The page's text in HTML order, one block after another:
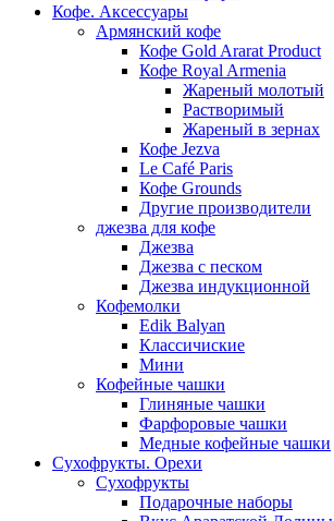
Кофе. Аксессуары
Армянский кофе
Кофе Gold Ararat Product
Кофе Royal Armenia
Жареный молотый
Растворимый
Жареный в зернах
Кофе Jezva
Le Café Paris
Кофе Grounds
Другие производители
джезва для кофе
Джезва
Джезва с песком
Джезва индукционной
Кофемолки
Edik Balyan
Классичиские
Мини
Кофейные чашки
Глиняные чашки
Фарфоровые чашки
Медные кофейные чашки
Сухофрукты. Орехи
Сухофрукты
Подарочные наборы